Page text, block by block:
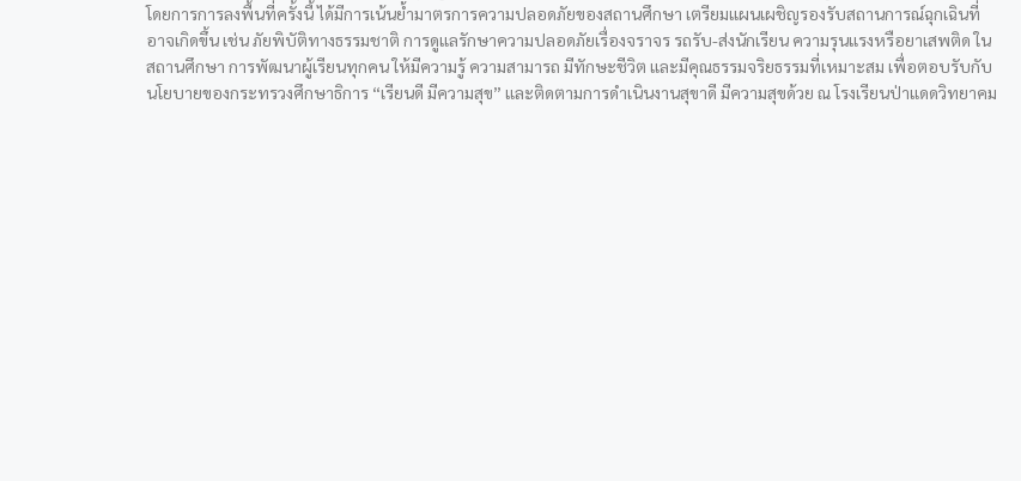
โดยการการลงพื้นที่ครั้งนี้ ได้มีการเน้นย้ำมาตรการความปลอดภัยของสถานศึกษา เตรียมแผนเผชิญรองรับสถานการณ์ฉุกเฉินที่
อาจเกิดขึ้น เช่น ภัยพิบัติทางธรรมชาติ การดูแลรักษาความปลอดภัยเรื่องจราจร รถรับ-ส่งนักเรียน ความรุนแรงหรือยาเสพติด ใน
สถานศึกษา การพัฒนาผู้เรียนทุกคน ให้มีความรู้ ความสามารถ มีทักษะชีวิต และมีคุณธรรมจริยธรรมที่เหมาะสม เพื่อตอบรับกับ
นโยบายของกระทรวงศึกษาธิการ “เรียนดี มีความสุข” และติดตามการดำเนินงานสุขาดี มีความสุขด้วย ณ โรงเรียนป่าแดดวิทยาคม